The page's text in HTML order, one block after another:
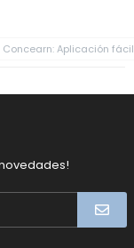
Concearn:Aplicación fácil